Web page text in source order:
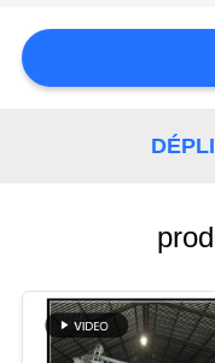
NOUVELLES
DU
SITE